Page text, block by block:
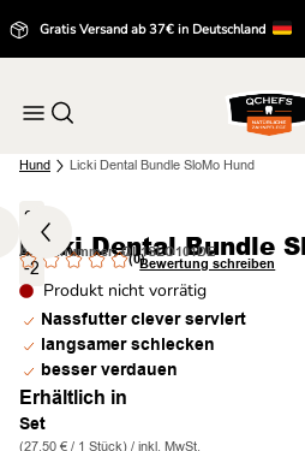
Gratis Versand ab 37€ in Deutschland
Hund Licki Dental Bundle SloMo Hund
2
/
-2
Licki Dental Bundle
Artikelnummer: QL1SLO101DE
(0)Bewertung schreiben
Produkt nicht vorrätig
Nassfutter clever serviert
langsamer schlecken
besser verdauen
Erhältlich in
Set
(27,50 € / 1 Stück) / inkl. MwSt.